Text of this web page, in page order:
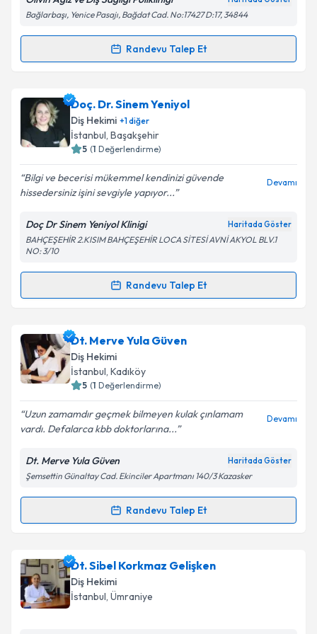
Kişisel verilerimin işlenmesine ilişkin
Metni'ni okudum ve kişisel verilerimin belirtilen
Takvim Talebini Gönder
Bağlarbaşı, Yenice Pasajı, Bağdat Cad. No:17427 D:17, 34844
Randevu Talep Et
Randevu Takvimi Talebi
Dt. Ahmet Efekan Uçariçin randevu takvimi talebi
oluşturun. Size bu uzmandan randevu almanız için bir
takvim hazırlandığında e-posta ile bilgilendireceğiz.
Kişisel verilerimin işlenmesine ilişkin
Aydınlatma
Metni'ni okudum ve kişisel verilerimin belirtilen
Takvim Talebini Gönder
Doç. Dr. Sinem Yeniyol
Diş Hekimi +1diğer
İstanbul, Başakşehir
5 (1 Değerlendirme)
Bilgi ve becerisi mükemmel kendinizi güvende
hissedersiniz işini sevgiyle yapıyor...
Devamı
Doç Dr Sinem Yeniyol Klinigi Haritada Göster
BAHÇEŞEHİR 2.KISIM BAHÇEŞEHİR LOCA SİTESİ AVNİ AKYOL BLV.1
NO: 3/10
Randevu Talep Et
Randevu Takvimi Talebi
Doç. Dr. Sinem Yeniyoliçin randevu takvimi talebi
oluşturun. Size bu uzmandan randevu almanız için bir
takvim hazırlandığında e-posta ile bilgilendireceğiz.
Kişisel verilerimin işlenmesine ilişkin
Aydınlatma
Metni'ni okudum ve kişisel verilerimin belirtilen
kapsamda işlenmesini kabul ediyorum.
Dt. Merve Yula Güven
Diş Hekimi
İstanbul, Kadıköy
5 (1 Değerlendirme)
Uzun zamamdır geçmek bilmeyen kulak çınlamam
vardı. Defalarca kbb doktorlarına...
Devamı
Dt. Merve Yula Güven Haritada Göster
Şemsettin Günaltay Cad. Ekinciler Apartmanı 140/3 Kazasker
Randevu Talep Et
Randevu Takvimi Talebi
Dt. Merve Yula Güveniçin randevu takvimi talebi
oluşturun. Size bu uzmandan randevu almanız için bir
takvim hazırlandığında e-posta ile bilgilendireceğiz.
Dt. Sibel Korkmaz Gelişken
Diş Hekimi
İstanbul, Ümraniye